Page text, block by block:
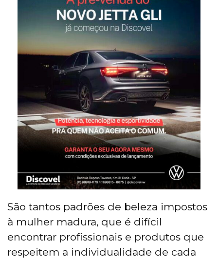
São tantos padrões de beleza impostos
à mulher madura, que é difícil
encontrar profissionais e produtos que
respeitem a individualidade de cada